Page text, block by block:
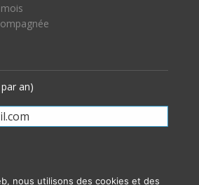
an)
nous utilisons des cookies et des